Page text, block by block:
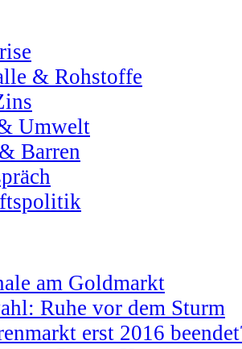
& Rohstoffe
Umwelt
Barren
am Goldmarkt
Ruhe vor dem Sturm
erst 2016